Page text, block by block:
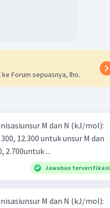
Forum sepuasnya, lho.
M dan N (kJ/mol):
300, 12.300 untuk unsur M dan
2.700untuk ...
Jawaban terverifikasi
M dan N (kJ/mol):